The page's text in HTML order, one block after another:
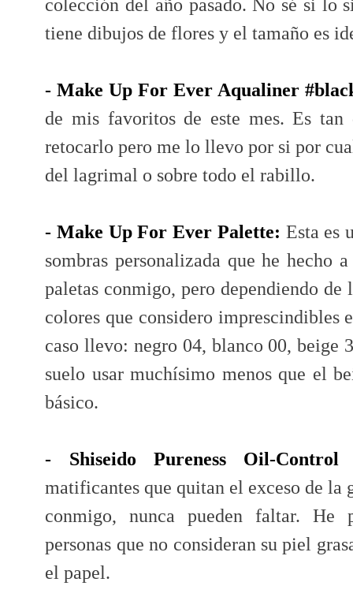
colección del año pasado. No sé si lo
tiene dibujos de flores y el tamaño es
- Make Up For Ever Aqualiner
de mis favoritos de este mes. Es tan
retocarlo pero me lo llevo por si por
del lagrimal o sobre todo el rabillo.
- Make Up For Ever Palette: Esta es
sombras personalizada que he hecho
paletas conmigo, pero dependiendo
colores que considero imprescindibles
caso llevo: negro 04, blanco 00, beige
suelo usar muchísimo menos que el
básico.
- Shiseido Pureness Oil-
matificantes que quitan el exceso de la
conmigo, nunca pueden faltar. He
personas que no consideran su piel
el papel.